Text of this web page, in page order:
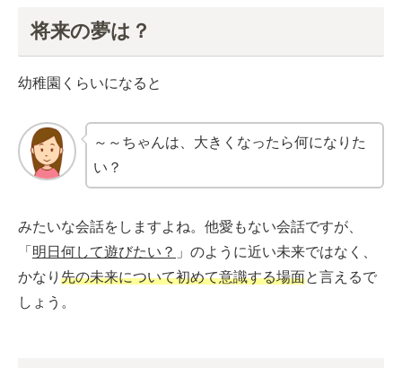
将来の夢は？
幼稚園くらいになると
～～ちゃんは、大きくなったら何になりた
い？
みたいな会話をしますよね。他愛もない会話ですが、
「 明日何して遊びたい？ 」のように近い未来ではなく、
かなり 先の未来について初めて意識する場面と言えるで
しょう。